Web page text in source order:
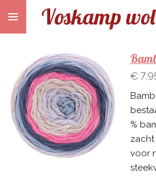
Ga
hoofdinhoud
Voskamp wol
€
%
voor